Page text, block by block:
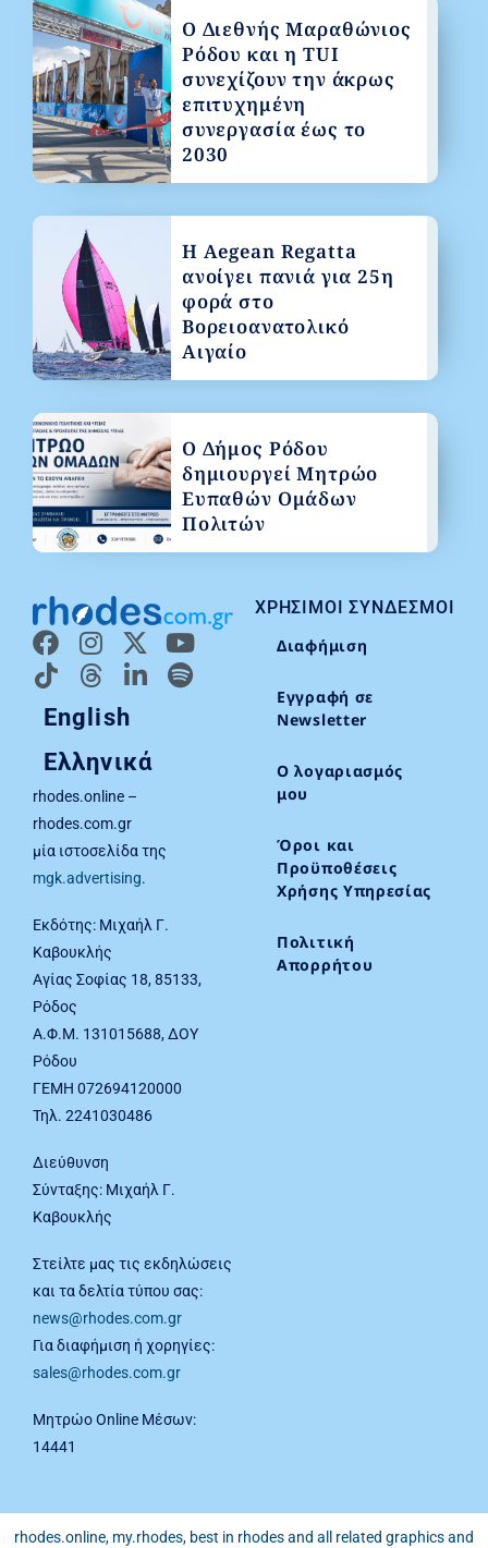
English
Ελληνικά
rhodes.online –
rhodes.com.gr
μία ιστοσελίδα της
mgk.advertising.
Εκδότης: Μιχαήλ Γ.
Καβουκλής
Αγίας Σοφίας 18, 85133,
Ρόδος
Α.Φ.Μ. 131015688, ΔΟΥ
Ρόδου
ΓΕΜΗ 072694120000
Τηλ. 2241030486
Διεύθυνση
Σύνταξης: Μιχαήλ Γ.
Καβουκλής
Στείλτε μας τις εκδηλώσεις
και τα δελτία τύπου σας:
news@rhodes.com.gr
Για διαφήμιση ή χορηγίες:
sales@rhodes.com.gr
Μητρώο Online Μέσων:
14441
ΧΡΉΣΙΜΟΙ ΣΎΝΔΕΣΜΟΙ
Διαφήμιση
Εγγραφή σε
Newsletter
Ο λογαριασμός
μου
Όροι και
Προϋποθέσεις
Χρήσης Υπηρεσίας
Πολιτική
Απορρήτου
Ο Διεθνής Μαραθώνιος
Ρόδου και η TUI
συνεχίζουν την άκρως
επιτυχημένη
συνεργασία έως το
2030
Η Aegean Regatta
ανοίγει πανιά για 25η
φορά στο
Βορειοανατολικό
Αιγαίο
Ο Δήμος Ρόδου
δημιουργεί Μητρώο
Ευπαθών Ομάδων
Πολιτών
rhodes.online, my.rhodes, best in rhodes and all related graphics and